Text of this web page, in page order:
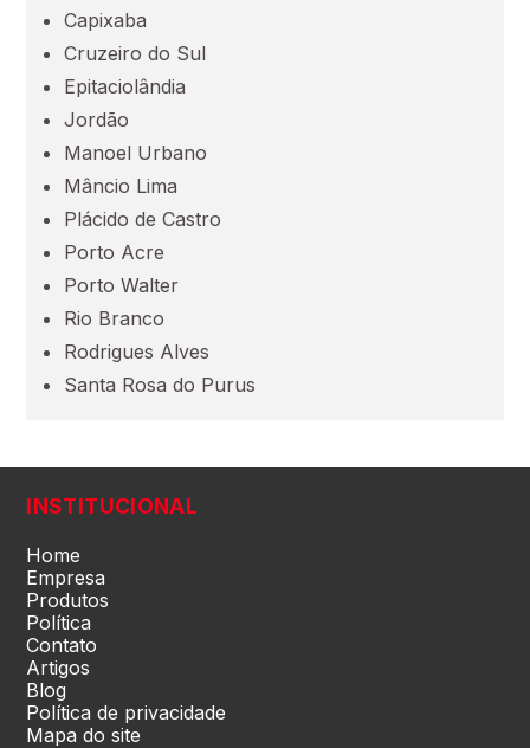
Mato Grosso (MT)
Mato Grosso do Sul (MS)
Capixaba
Cruzeiro do Sul
Epitaciolândia
Jordão
Manoel Urbano
Mâncio Lima
Plácido de Castro
Porto Acre
Porto Walter
Rio Branco
Rodrigues Alves
Santa Rosa do Purus
INSTITUCIONAL
Home
Empresa
Produtos
Política
Contato
Artigos
Blog
Política de privacidade
Mapa do site